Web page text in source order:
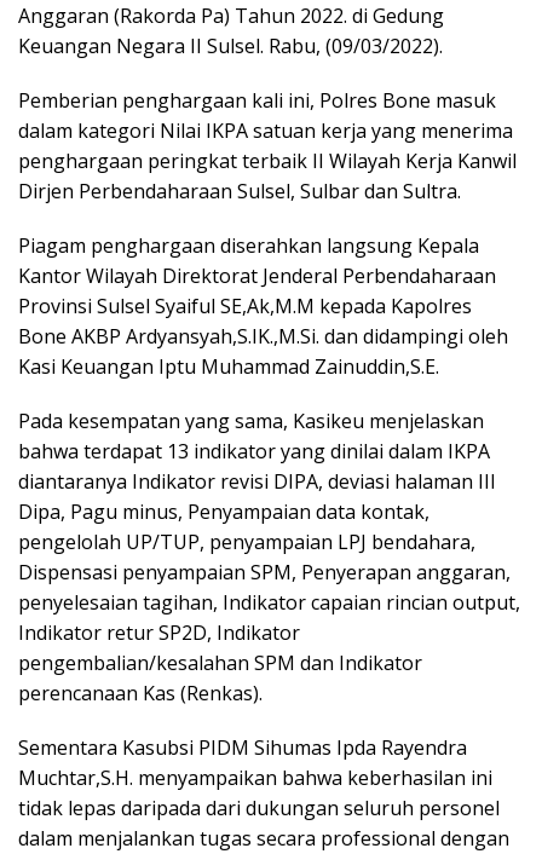
Anggaran (Rakorda Pa) Tahun 2022. di Gedung
Keuangan Negara II Sulsel. Rabu, (09/03/2022).
Pemberian penghargaan kali ini, Polres Bone masuk
dalam kategori Nilai IKPA satuan kerja yang menerima
penghargaan peringkat terbaik II Wilayah Kerja Kanwil
Dirjen Perbendaharaan Sulsel, Sulbar dan Sultra.
Piagam penghargaan diserahkan langsung Kepala
Kantor Wilayah Direktorat Jenderal Perbendaharaan
Provinsi Sulsel Syaiful SE,Ak,M.M kepada Kapolres
Bone AKBP Ardyansyah,S.IK.,M.Si. dan didampingi oleh
Kasi Keuangan Iptu Muhammad Zainuddin,S.E.
Pada kesempatan yang sama, Kasikeu menjelaskan
bahwa terdapat 13 indikator yang dinilai dalam IKPA
diantaranya Indikator revisi DIPA, deviasi halaman III
Dipa, Pagu minus, Penyampaian data kontak,
pengelolah UP/TUP, penyampaian LPJ bendahara,
Dispensasi penyampaian SPM, Penyerapan anggaran,
penyelesaian tagihan, Indikator capaian rincian output,
Indikator retur SP2D, Indikator
pengembalian/kesalahan SPM dan Indikator
perencanaan Kas (Renkas).
Sementara Kasubsi PIDM Sihumas Ipda Rayendra
Muchtar,S.H. menyampaikan bahwa keberhasilan ini
tidak lepas daripada dari dukungan seluruh personel
dalam menjalankan tugas secara professional dengan